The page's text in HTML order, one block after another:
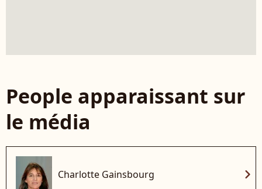
People apparaissant sur
le média
Charlotte Gainsbourg chevron_right